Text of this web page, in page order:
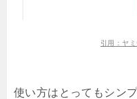
引用：ヤ
使い方はとってもシン